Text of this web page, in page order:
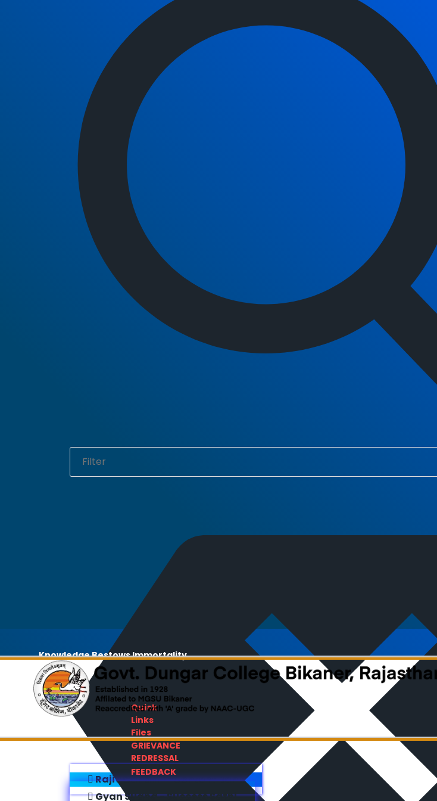
Knowledge Bestows Immortality
Quick
Links
Files
GRIEVANCE
REDRESSAL
FEEDBACK
Rajiv Gandhi E-Content Bank
Gyan Sudha - Success Sathi